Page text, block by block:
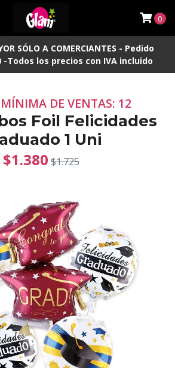
SÓLO A COMERCIANTES - Pedido
-Todos los precios con IVA incluido
0
DE VENTAS: 12
Foil Felicidades
1 Uni
$1.380 $1.725